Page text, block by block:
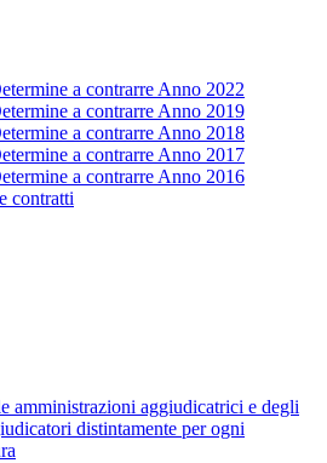
a contrarre Anno 2022
a contrarre Anno 2019
a contrarre Anno 2018
a contrarre Anno 2017
a contrarre Anno 2016
contratti
amministrazioni aggiudicatrici e degli
distintamente per ogni